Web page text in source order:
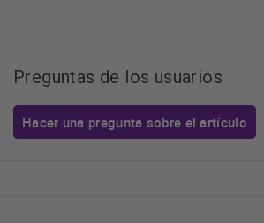
Preguntas de los usuarios
Hacer una pregunta sobre el artículo